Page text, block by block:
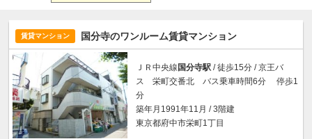
賃貸マンション 国分寺のワンルーム賃貸マンション
ＪＲ中央線 国分寺駅 / 徒歩15分 / 京王バ
ス 栄町交番北 バス乗車時間6分 停歩1
分
築年月1991年11月 / 3階建
東京都府中市栄町1丁目